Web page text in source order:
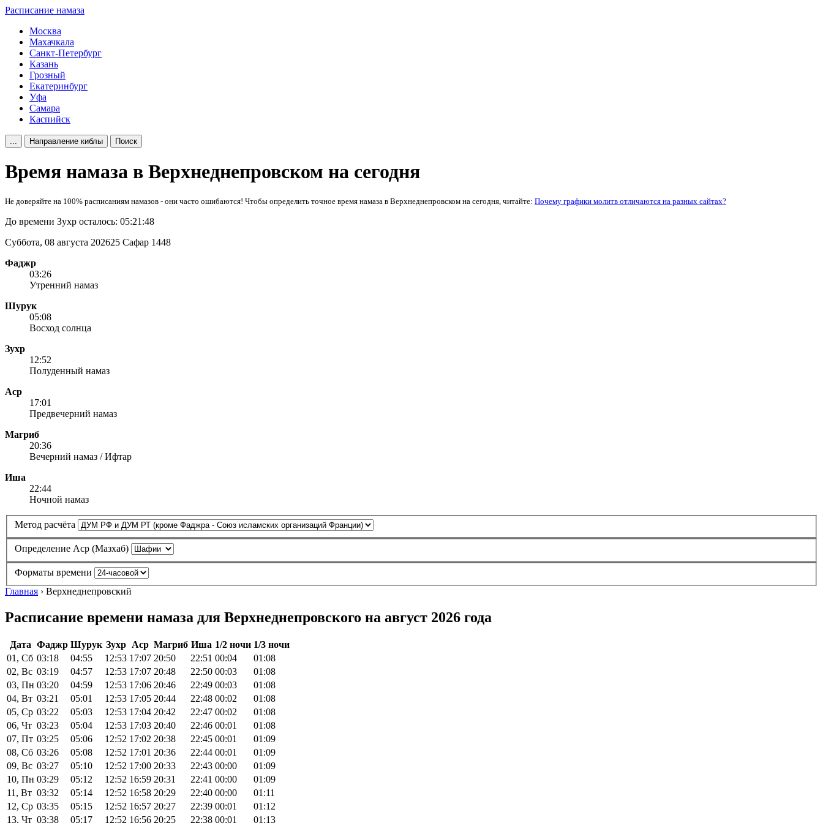
Расписание намаза
Москва
Махачкала
Санкт-Петербург
Казань
Грозный
Екатеринбург
Уфа
Самара
Каспийск
... Направление киблы Поиск
Время намаза в Верхнеднепровском на сегодня
Не доверяйте на 100% расписаниям намазов - они часто ошибаются! Чтобы определить точное время намаза в Верхнеднепровском на сегодня, читайте: Почему графики молитв отличаются на разных сайтах?
До времени Зухр осталось: 05:21:48
Суббота, 08 августа 202625 Сафар 1448
Фаджр
03:26
Утренний намаз
Шурук
05:08
Восход солнца
Зухр
12:52
Полуденный намаз
Аср
17:01
Предвечерний намаз
Магриб
20:36
Вечерний намаз / Ифтар
Иша
22:44
Ночной намаз
Метод расчёта
Определение Аср (Мазхаб)
Форматы времени
Главная › Верхнеднепровский
Расписание времени намаза для Верхнеднепровского на август 2026 года
Дата Фаджр Шурук Зухр Аср Магриб Иша 1/2 ночи 1/3 ночи
01, Сб 03:18 04:55 12:53 17:07 20:50 22:51 00:04
01:08
02, Вс 03:19 04:57 12:53 17:07 20:48 22:50 00:03
01:08
03, Пн 03:20 04:59 12:53 17:06 20:46 22:49 00:03
01:08
04, Вт 03:21 05:01 12:53 17:05 20:44 22:48 00:02
01:08
05, Ср 03:22 05:03 12:53 17:04 20:42 22:47 00:02
01:08
06, Чт 03:23 05:04 12:53 17:03 20:40 22:46 00:01
01:08
07, Пт 03:25 05:06 12:52 17:02 20:38 22:45 00:01
01:09
08, Сб 03:26 05:08 12:52 17:01 20:36 22:44 00:01
01:09
09, Вс 03:27 05:10 12:52 17:00 20:33 22:43 00:00
01:09
10, Пн 03:29 05:12 12:52 16:59 20:31 22:41 00:00
01:09
11, Вт 03:32 05:14 12:52 16:58 20:29 22:40 00:00
01:11
12, Ср 03:35 05:15 12:52 16:57 20:27 22:39 00:01
01:12
13, Чт 03:38 05:17 12:52 16:56 20:25 22:38 00:01
01:13